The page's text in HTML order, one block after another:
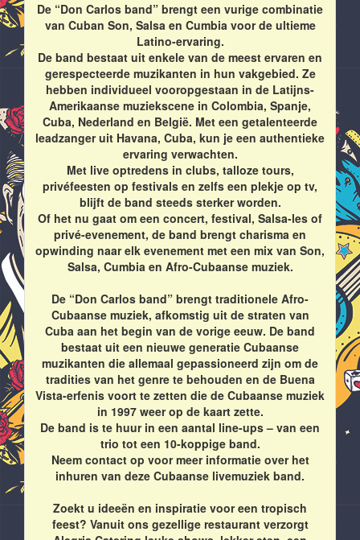
De “Don Carlos band” brengt een vurige combinatie
van Cuban Son, Salsa en Cumbia voor de ultieme
Latino-ervaring.
De band bestaat uit enkele van de meest ervaren en
gerespecteerde muzikanten in hun vakgebied. Ze
hebben individueel vooropgestaan in de Latijns-
Amerikaanse muziekscene in Colombia, Spanje,
Cuba, Nederland en België. Met een getalenteerde
leadzanger uit Havana, Cuba, kun je een authentieke
ervaring verwachten.
Met live optredens in clubs, talloze tours,
privéfeesten op festivals en zelfs een plekje op tv,
blijft de band steeds sterker worden.
Of het nu gaat om een concert, festival, Salsa-les of
privé-evenement, de band brengt charisma en
opwinding naar elk evenement met een mix van Son,
Salsa, Cumbia en Afro-Cubaanse muziek.
De “Don Carlos band” brengt traditionele Afro-
Cubaanse muziek, afkomstig uit de straten van
Cuba aan het begin van de vorige eeuw. De band
bestaat uit een nieuwe generatie Cubaanse
muzikanten die allemaal gepassioneerd zijn om de
tradities van het genre te behouden en de Buena
Vista-erfenis voort te zetten die de Cubaanse muziek
in 1997 weer op de kaart zette.
De band is te huur in een aantal line-ups – van een
trio tot een 10-koppige band.
Neem contact op voor meer informatie over het
inhuren van deze Cubaanse livemuziek band.
Zoekt u ideeën en inspiratie voor een tropisch
feest? Vanuit ons gezellige restaurant verzorgt